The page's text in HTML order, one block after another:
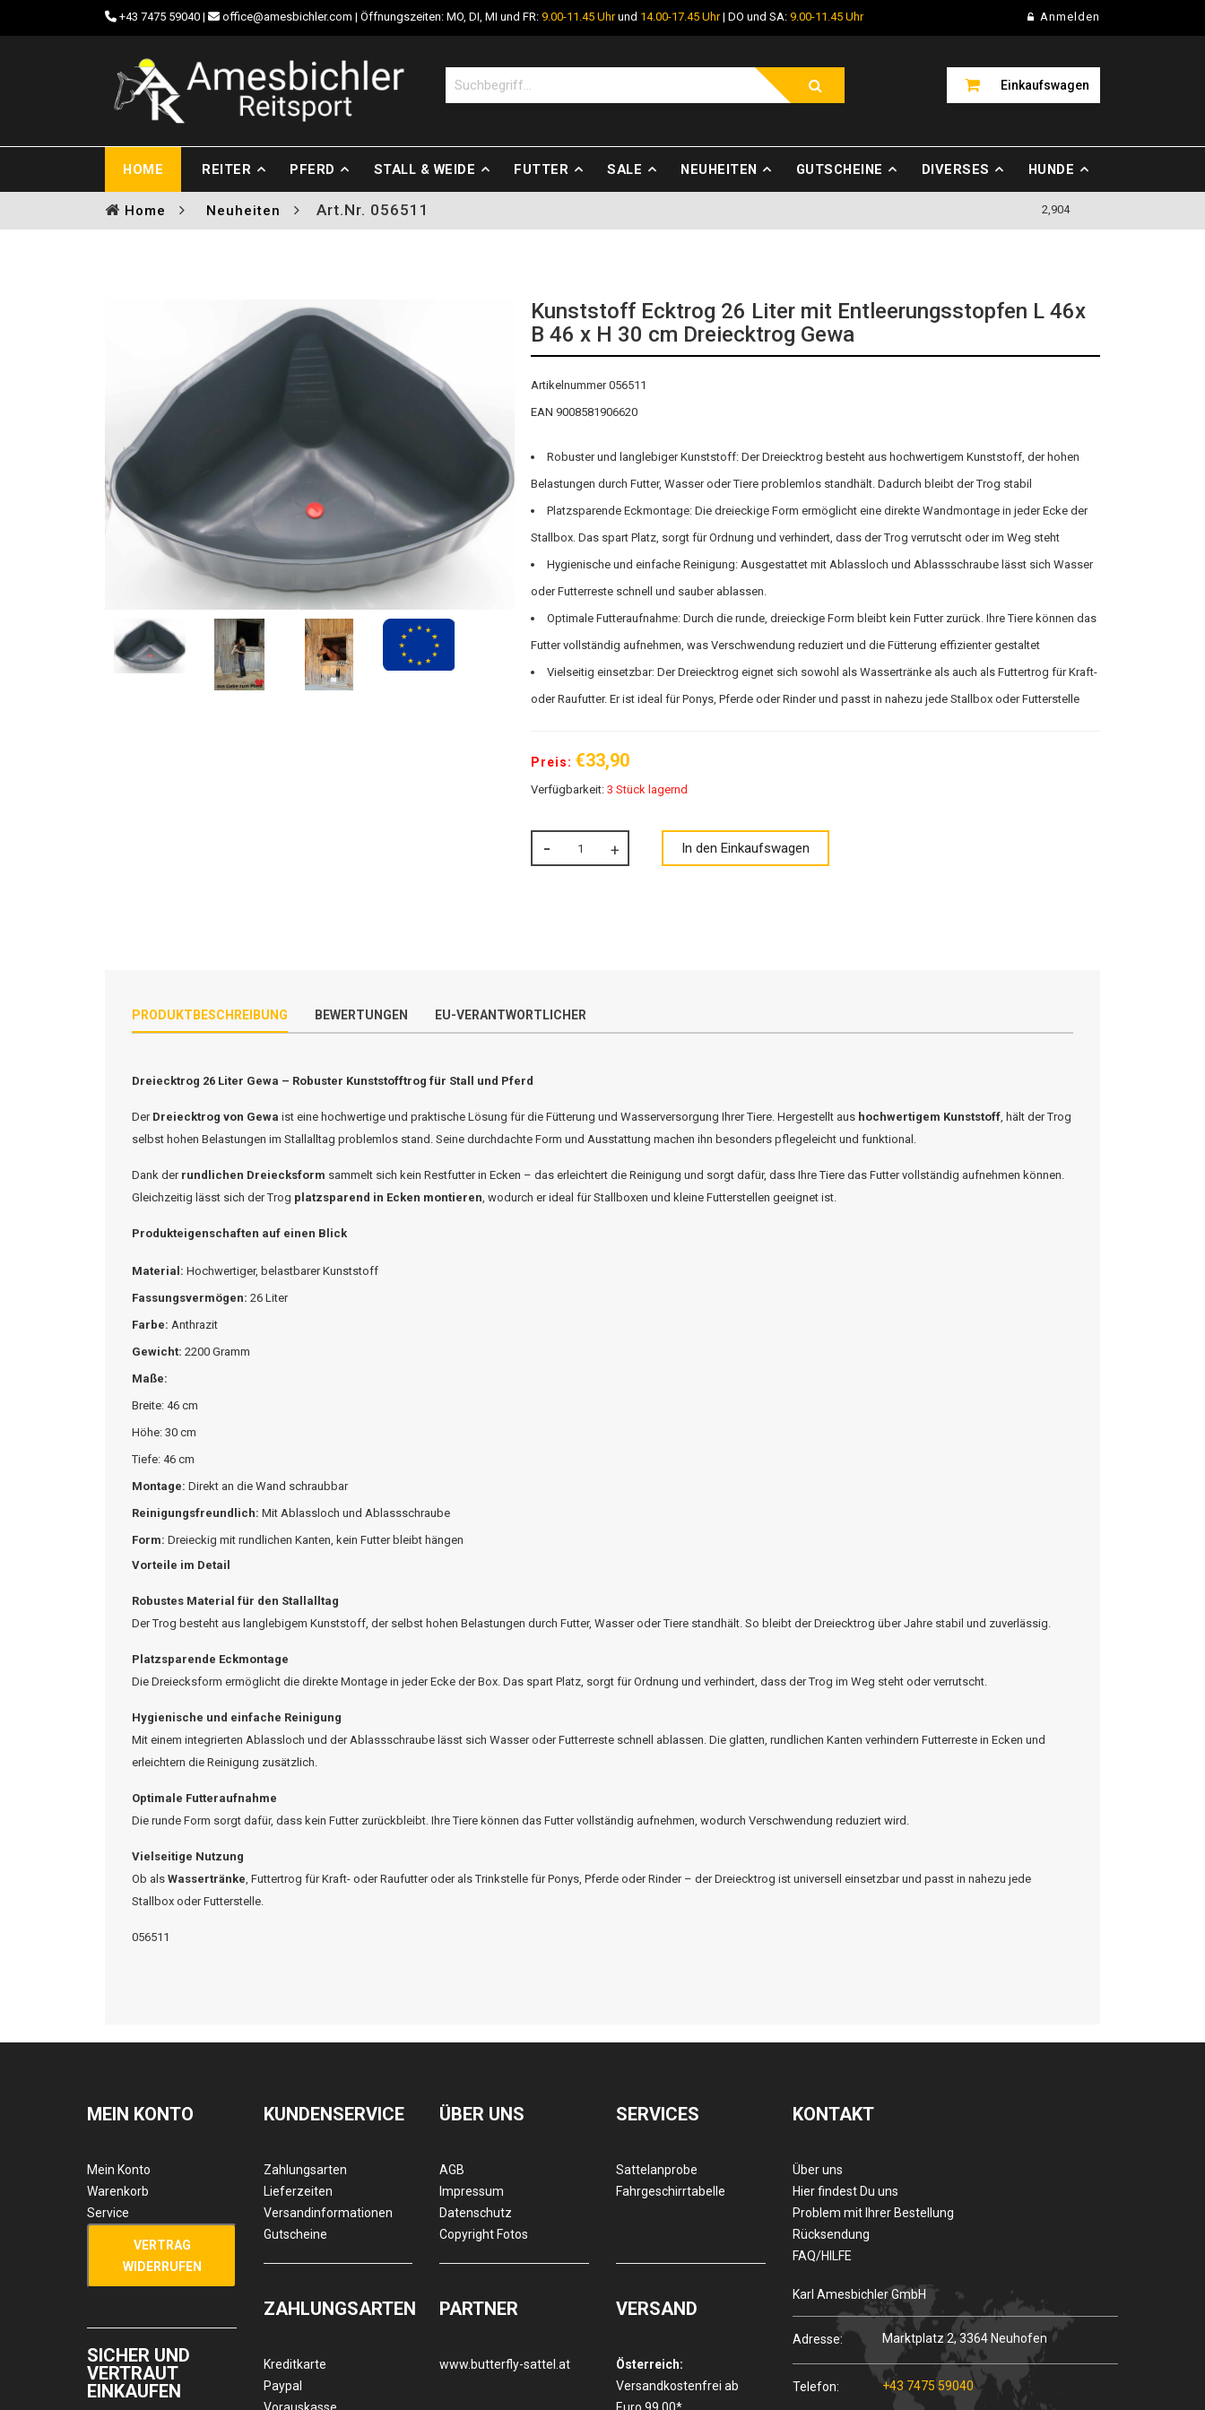
+43 7475 59040 | office@amesbichler.com | Öffnungszeiten: MO, DI, MI und FR: 9.00-11.45 Uhrund 14.00-17.45 Uhr| DO und SA: 9.00-11.45 Uhr Anmelden
Einkaufswagen
HOME REITER PFERD STALL & WEIDE FUTTER SALE NEUHEITEN GUTSCHEINE DIVERSES HUNDE
Home Neuheiten Art.Nr. 056511 2,904
Kunststoff Ecktrog 26 Liter mit Entleerungsstopfen L 46x
B 46 x H 30 cm Dreiecktrog Gewa
Artikelnummer 056511
EAN 9008581906620
Robuster und langlebiger Kunststoff: Der Dreiecktrog besteht aus hochwertigem Kunststoff, der hohen
Belastungen durch Futter, Wasser oder Tiere problemlos standhält. Dadurch bleibt der Trog stabil
Platzsparende Eckmontage: Die dreieckige Form ermöglicht eine direkte Wandmontage in jeder Ecke der
Stallbox. Das spart Platz, sorgt für Ordnung und verhindert, dass der Trog verrutscht oder im Weg steht
Hygienische und einfache Reinigung: Ausgestattet mit Ablassloch und Ablassschraube lässt sich Wasser
oder Futterreste schnell und sauber ablassen.
Optimale Futteraufnahme: Durch die runde, dreieckige Form bleibt kein Futter zurück. Ihre Tiere können das
Futter vollständig aufnehmen, was Verschwendung reduziert und die Fütterung effizienter gestaltet
Vielseitig einsetzbar: Der Dreiecktrog eignet sich sowohl als Wassertränke als auch als Futtertrog für Kraft-
oder Raufutter. Er ist ideal für Ponys, Pferde oder Rinder und passt in nahezu jede Stallbox oder Futterstelle
Preis: €33,90
Verfügbarkeit: 3 Stück lagernd
In den Einkaufswagen
PRODUKTBESCHREIBUNG BEWERTUNGEN EU-VERANTWORTLICHER
Dreiecktrog 26 Liter Gewa – Robuster Kunststofftrog für Stall und Pferd
Der Dreiecktrog von Gewa ist eine hochwertige und praktische Lösung für die Fütterung und Wasserversorgung Ihrer Tiere. Hergestellt aus hochwertigem Kunststoff, hält der Trog
selbst hohen Belastungen im Stallalltag problemlos stand. Seine durchdachte Form und Ausstattung machen ihn besonders pflegeleicht und funktional.
Dank der rundlichen Dreiecksform sammelt sich kein Restfutter in Ecken – das erleichtert die Reinigung und sorgt dafür, dass Ihre Tiere das Futter vollständig aufnehmen können.
Gleichzeitig lässt sich der Trog platzsparend in Ecken montieren, wodurch er ideal für Stallboxen und kleine Futterstellen geeignet ist.
Produkteigenschaften auf einen Blick
Material: Hochwertiger, belastbarer Kunststoff
Fassungsvermögen: 26 Liter
Farbe: Anthrazit
Gewicht: 2200 Gramm
Maße:
Breite: 46 cm
Höhe: 30 cm
Tiefe: 46 cm
Montage: Direkt an die Wand schraubbar
Reinigungsfreundlich: Mit Ablassloch und Ablassschraube
Form: Dreieckig mit rundlichen Kanten, kein Futter bleibt hängen
Vorteile im Detail
Robustes Material für den Stallalltag
Der Trog besteht aus langlebigem Kunststoff, der selbst hohen Belastungen durch Futter, Wasser oder Tiere standhält. So bleibt der Dreiecktrog über Jahre stabil und zuverlässig.
Platzsparende Eckmontage
Die Dreiecksform ermöglicht die direkte Montage in jeder Ecke der Box. Das spart Platz, sorgt für Ordnung und verhindert, dass der Trog im Weg steht oder verrutscht.
Hygienische und einfache Reinigung
Mit einem integrierten Ablassloch und der Ablassschraube lässt sich Wasser oder Futterreste schnell ablassen. Die glatten, rundlichen Kanten verhindern Futterreste in Ecken und
erleichtern die Reinigung zusätzlich.
Optimale Futteraufnahme
Die runde Form sorgt dafür, dass kein Futter zurückbleibt. Ihre Tiere können das Futter vollständig aufnehmen, wodurch Verschwendung reduziert wird.
Vielseitige Nutzung
Ob als Wassertränke, Futtertrog für Kraft- oder Raufutter oder als Trinkstelle für Ponys, Pferde oder Rinder – der Dreiecktrog ist universell einsetzbar und passt in nahezu jede
Stallbox oder Futterstelle.
056511
MEIN KONTO
Mein Konto
Warenkorb
Service
VERTRAG
WIDERRUFEN
SICHER UND
VERTRAUT
EINKAUFEN
KUNDENSERVICE
Zahlungsarten
Lieferzeiten
Versandinformationen
Gutscheine
ZAHLUNGSARTEN
Kreditkarte
Paypal
ÜBER UNS
AGB
Impressum
Datenschutz
Copyright Fotos
PARTNER
www.butterfly-sattel.at
SERVICES
Sattelanprobe
Fahrgeschirrtabelle
VERSAND
Österreich:
Versandkostenfrei ab
KONTAKT
Über uns
Hier findest Du uns
Problem mit Ihrer Bestellung
Rücksendung
FAQ/HILFE
Karl Amesbichler GmbH
Adresse: Marktplatz 2, 3364 Neuhofen
Telefon: +43 7475 59040